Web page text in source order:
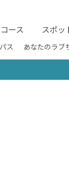
ース スポッ
ス あなたのラブ